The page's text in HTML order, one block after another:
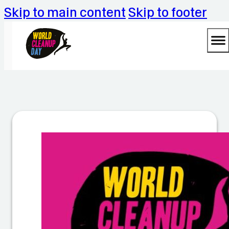
Skip to main content Skip to footer
e
m
C
le